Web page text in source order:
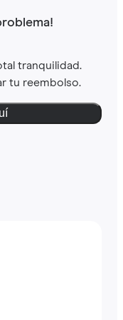
tranquilidad.
tu reembolso.